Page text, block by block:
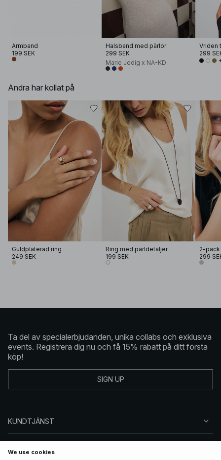
Armband
199 SEK
Halsband med pärlor
299 SEK
Marie Jedig x NA-KD
Vriden
299
Andra har kollat på
Guldpläterad ring
249 SEK
Ring med pärldetaljer
199 SEK
2-pack
299
Ta del av specialerbjudanden, unika collabs och exklusiva
events. Registrera dig nu och få 15% rabatt på ditt första
köp!
SIGN UP
KUNDTJÄNST